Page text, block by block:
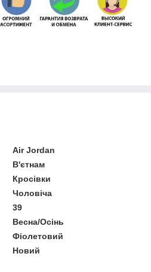
Air Jordan
В'єтнам
Кросівки
Чоловіча
39
Весна/Осінь
Фіолетовий
Новий